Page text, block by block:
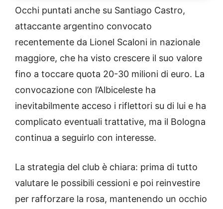
Occhi puntati anche su Santiago Castro,
attaccante argentino convocato
recentemente da Lionel Scaloni in nazionale
maggiore, che ha visto crescere il suo valore
fino a toccare quota 20-30 milioni di euro. La
convocazione con l’Albiceleste ha
inevitabilmente acceso i riflettori su di lui e ha
complicato eventuali trattative, ma il Bologna
continua a seguirlo con interesse.
La strategia del club è chiara: prima di tutto
valutare le possibili cessioni e poi reinvestire
per rafforzare la rosa, mantenendo un occhio